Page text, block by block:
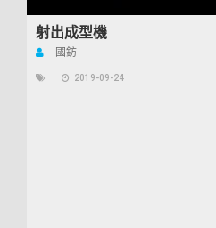
射出成型機
國鈁
2019-09-24